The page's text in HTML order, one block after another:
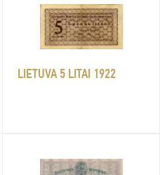
LIETUVA 5 LITAI 1922